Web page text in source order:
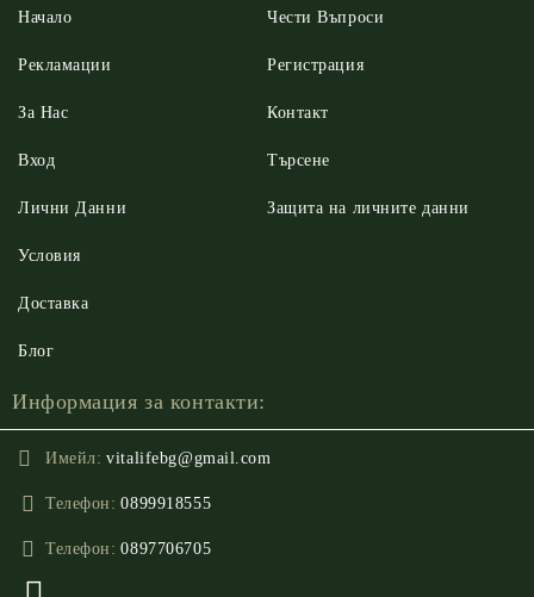
Начало
Рекламации
За Нас
Вход
Чести Въпроси
Регистрация
Контакт
Търсене
Лични Данни
Условия
Доставка
Блог
Защита на личните данни
Информация за контакти:
Имейл: vitalifebg@gmail.com
Телефон: 0899918555
Телефон: 0897706705